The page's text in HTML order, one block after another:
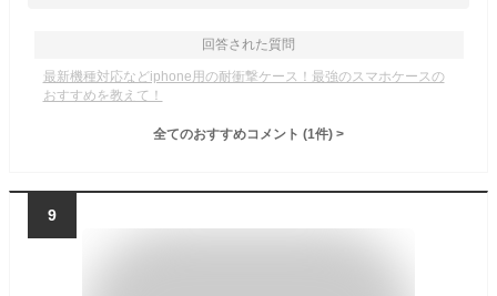
回答された質問
最新機種対応などiphone用の耐衝撃ケース！最強のスマホケースの
おすすめを教えて！
全てのおすすめコメント (1件) >
9